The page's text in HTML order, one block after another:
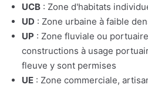
UCB : Zone d'habitats
UD : Zone urbaine à faible
UP : Zone fluviale ou
constructions à usage
fleuve y sont permises
UE : Zone commerciale,